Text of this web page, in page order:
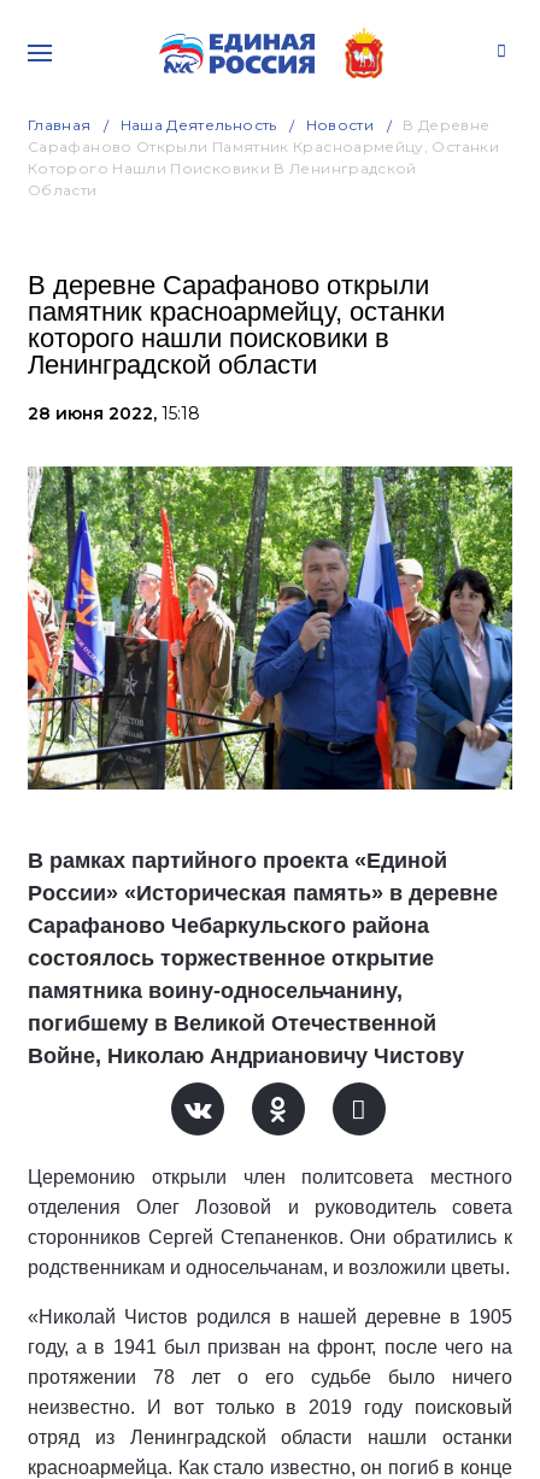
Главная Наша Деятельность Новости
В Деревне
Сарафаново Открыли Памятник Красноармейцу, Останки
Которого Нашли Поисковики В Ленинградской
Области
В деревне Сарафаново открыли
памятник красноармейцу, останки
которого нашли поисковики в
Ленинградской области
28 июня 2022, 15:18
В рамках партийного проекта «Единой
России» «Историческая память» в деревне
Сарафаново Чебаркульского района
состоялось торжественное открытие
памятника воину-односельчанину,
погибшему в Великой Отечественной
Войне, Николаю Андриановичу Чистову
Церемонию открыли член политсовета местного
отделения Олег Лозовой и руководитель совета
сторонников Сергей Степаненков. Они обратились к
родственникам и односельчанам, и возложили цветы.
«Николай Чистов родился в нашей деревне в 1905
году, а в 1941 был призван на фронт, после чего на
протяжении 78 лет о его судьбе было ничего
неизвестно. И вот только в 2019 году поисковый
отряд из Ленинградской области нашли останки
красноармейца. Как стало известно, он погиб в конце